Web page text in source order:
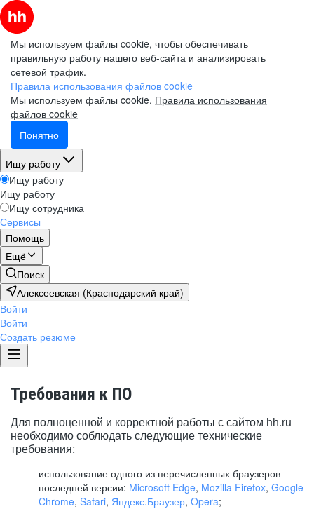
Мы используем файлы cookie, чтобы обеспечивать
правильную работу нашего веб-сайта и анализировать
сетевой трафик.
Правила использования файлов cookie
Мы используем файлы cookie. Правила использования
файлов cookie
Понятно
Ищу работу
Ищу работу
Ищу работу
Ищу сотрудника
Сервисы
Помощь
Ещё
Поиск
Алексеевская (Краснодарский край)
Войти
Войти
Создать резюме
Требования к ПО
Для полноценной и корректной работы с сайтом hh.ru
необходимо соблюдать следующие технические
требования:
использование одного из перечисленных браузеров
последней версии: Microsoft Edge, Mozilla Firefox, Google
Chrome, Safari, Яндекс.Браузер, Opera;